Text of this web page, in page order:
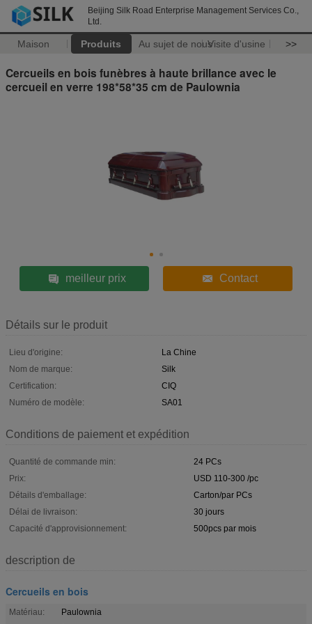
Beijing Silk Road Enterprise Management Services Co.,
Ltd.
Maison Produits Au sujet de nousVisite d'usine >>
Cercueils en bois funèbres à haute brillance avec le
cercueil en verre 198*58*35 cm de Paulownia
meilleur prix Contact
Détails sur le produit
Lieu d'origine:
La Chine
Nom de marque:
Silk
Certification:
CIQ
Numéro de modèle:
SA01
Conditions de paiement et expédition
Quantité de commande min:
24 PCs
Prix:
USD 110-300 /pc
Détails d'emballage:
Carton/par PCs
Délai de livraison:
30 jours
Capacité d'approvisionnement:
500pcs par mois
description de
Cercueils en bois
Matériau:
Paulownia